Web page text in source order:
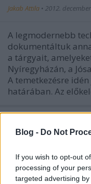
Blog - Do Not
If you wish to opt-out
processing of your
targeted advertising
Jakab Attila • 2012.
A legmodernebb
dokumentáltuk
a tárgyait,
Nyíregyházán, a
A temetkezésre
határában. Az
Két írás a
Hivatal
cikkajánló
Sírásók naplója •2012.